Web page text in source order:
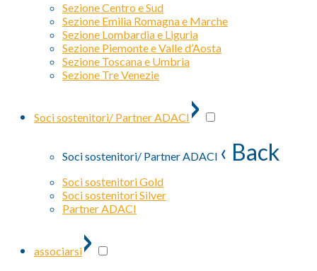
Sezione Centro e Sud
Sezione Emilia Romagna e Marche
Sezione Lombardia e Liguria
Sezione Piemonte e Valle d’Aosta
Sezione Toscana e Umbria
Sezione Tre Venezie
Soci sostenitori/ Partner ADACI ›
Soci sostenitori/ Partner ADACI ‹ Back
Soci sostenitori Gold
Soci sostenitori Silver
Partner ADACI
associarsi›